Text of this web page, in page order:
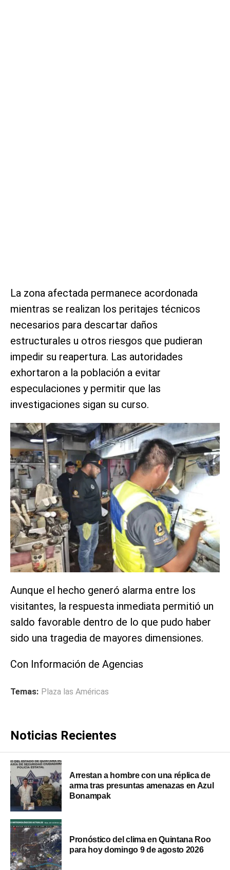
La zona afectada permanece acordonada
mientras se realizan los peritajes técnicos
necesarios para descartar daños
estructurales u otros riesgos que pudieran
impedir su reapertura. Las autoridades
exhortaron a la población a evitar
especulaciones y permitir que las
investigaciones sigan su curso.
Aunque el hecho generó alarma entre los
visitantes, la respuesta inmediata permitió un
saldo favorable dentro de lo que pudo haber
sido una tragedia de mayores dimensiones.
Con Información de Agencias
Temas: Plaza las Américas
Noticias Recientes
Arrestan a hombre con una réplica de
arma tras presuntas amenazas en Azul
Bonampak
Pronóstico del clima en Quintana Roo
para hoy domingo 9 de agosto 2026